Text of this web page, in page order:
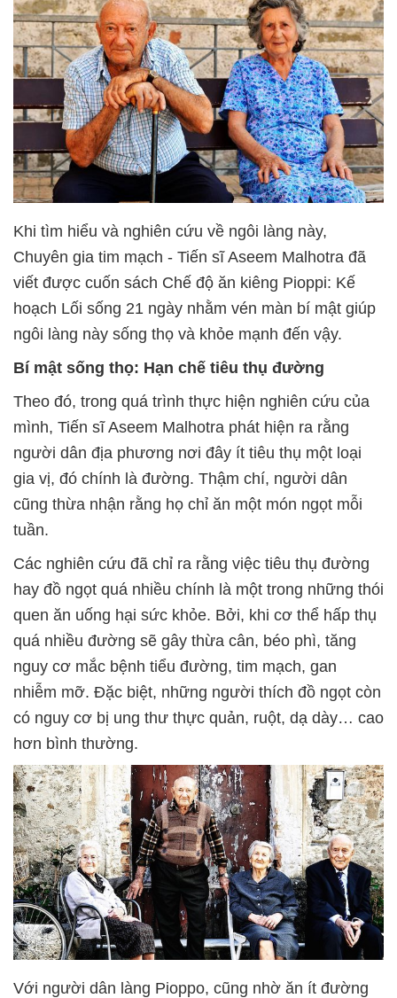
Khi tìm hiểu và nghiên cứu về ngôi làng này,
Chuyên gia tim mạch - Tiến sĩ Aseem Malhotra đã
viết được cuốn sách Chế độ ăn kiêng Pioppi: Kế
hoạch Lối sống 21 ngày nhằm vén màn bí mật giúp
ngôi làng này sống thọ và khỏe mạnh đến vậy.
Bí mật sống thọ: Hạn chế tiêu thụ đường
Theo đó, trong quá trình thực hiện nghiên cứu của
mình, Tiến sĩ Aseem Malhotra phát hiện ra rằng
người dân địa phương nơi đây ít tiêu thụ một loại
gia vị, đó chính là đường. Thậm chí, người dân
cũng thừa nhận rằng họ chỉ ăn một món ngọt mỗi
tuần.
Các nghiên cứu đã chỉ ra rằng việc tiêu thụ đường
hay đồ ngọt quá nhiều chính là một trong những thói
quen ăn uống hại sức khỏe. Bởi, khi cơ thể hấp thụ
quá nhiều đường sẽ gây thừa cân, béo phì, tăng
nguy cơ mắc bệnh tiểu đường, tim mạch, gan
nhiễm mỡ. Đặc biệt, những người thích đồ ngọt còn
có nguy cơ bị ung thư thực quản, ruột, dạ dày… cao
hơn bình thường.
Với người dân làng Pioppo, cũng nhờ ăn ít đường